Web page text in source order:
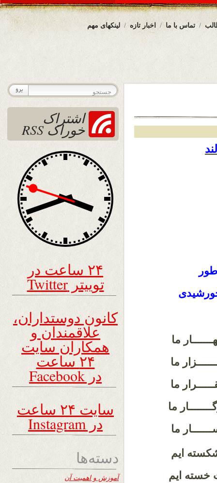
لینکهای مهم اخبار تازه تماس با ما
ما
ما
ما
ما
ما
ایم
خسته ایم
اشتراک
خوراک RSS
۲۴ ساعت در
توییتر Twitter
کانون دوستداران،
علاقمندان و
همکاران سایت
۲۴ ساعت
در Facebook
سایت ۲۴ ساعت
در Instagram
دسته‌ها
آموزش و اهمیت آن